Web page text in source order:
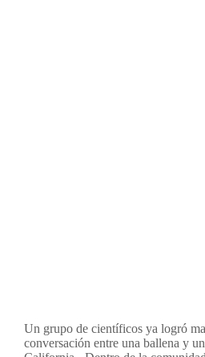
Un grupo de científicos ya logró
conversación entre una ballena y